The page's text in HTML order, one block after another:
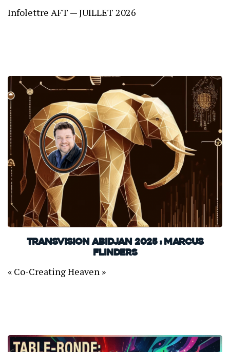
Infolettre AFT — JUILLET 2026
TransVision Abidjan 2025 : Marcus
Flinders
« Co-Creating Heaven »